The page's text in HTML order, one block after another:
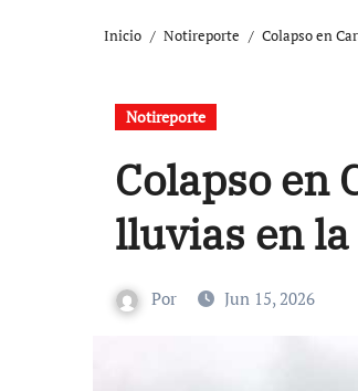
Inicio Notireporte Colapso en
Notireporte
Colapso en
lluvias en
Por Jun 15, 2026